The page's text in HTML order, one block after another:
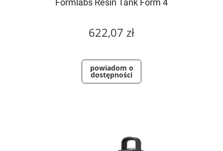
Formlabs Resin Tank Form 4
622,07 zł
powiadom o
dostępności